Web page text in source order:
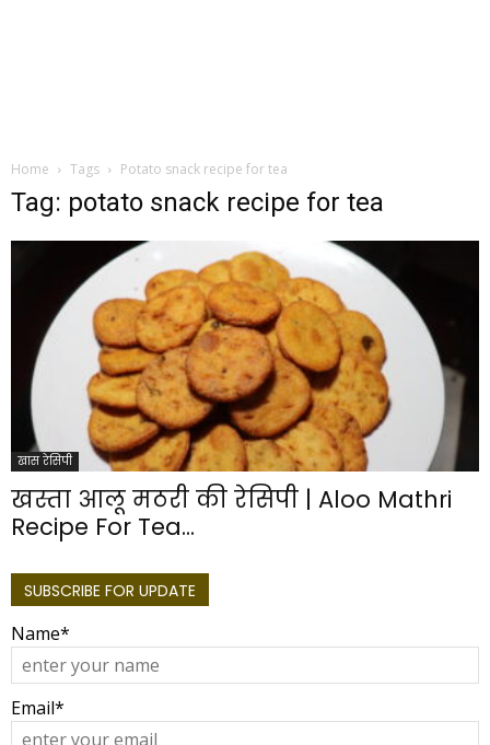
Home Tags Potato snack recipe for tea
Tag: potato snack recipe for tea
खास रेसिपी
खस्ता आलू मठरी की रेसिपी | Aloo Mathri
Recipe For Tea...
SUBSCRIBE FOR UPDATE
Name*
Email*